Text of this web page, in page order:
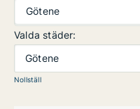
Götene
Valda städer:
Götene
Nollställ